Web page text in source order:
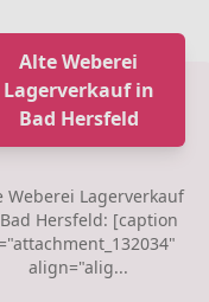
Alte Weberei
Lagerverkauf in
Bad Hersfeld
Weberei Lagerverkauf
Hersfeld: [caption
align="alig...